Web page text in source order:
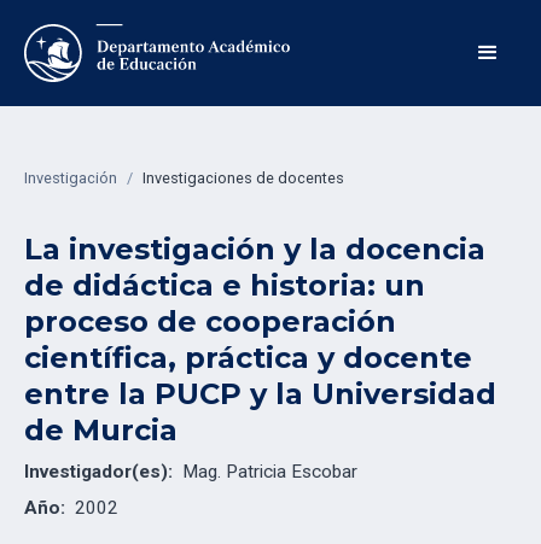
Investigación / Investigaciones de docentes
La investigación y la docencia
de didáctica e historia: un
proceso de cooperación
científica, práctica y docente
entre la PUCP y la Universidad
de Murcia
Investigador(es): Mag. Patricia Escobar
Año: 2002